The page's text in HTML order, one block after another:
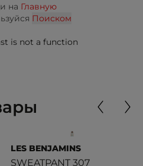
на Главную
Поиском
is not a function
LES BENJAMINS
SWEATPANT 307